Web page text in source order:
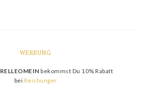
WERBUNG
RELLEOMEIN bekommst Du 10% Rabatt
bei Reishunger